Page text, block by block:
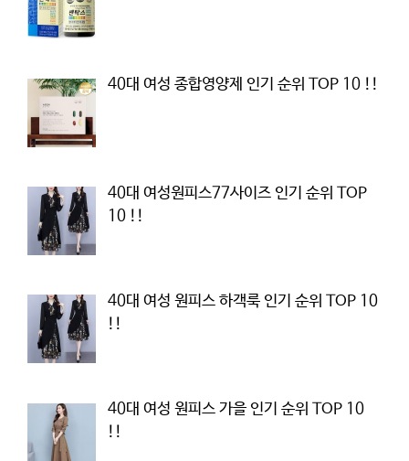
40대 여성 종합영양제 인기 순위 TOP 10 !!
40대 여성원피스77사이즈 인기 순위 TOP
10 !!
40대 여성 원피스 하객룩 인기 순위 TOP 10
!!
40대 여성 원피스 가을 인기 순위 TOP 10
!!